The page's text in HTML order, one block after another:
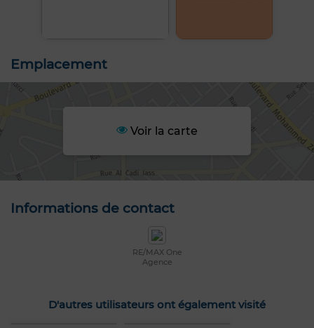
Emplacement
Voir la carte
Informations de contact
RE/MAX One
Agence
D'autres utilisateurs ont également visité